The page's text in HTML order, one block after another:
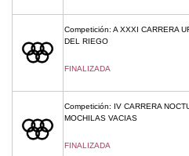
Competición: A XXXI CARRERA
DEL RIEGO
FINALIZADA
Competición: IV CARRERA
MOCHILAS VACIAS
FINALIZADA